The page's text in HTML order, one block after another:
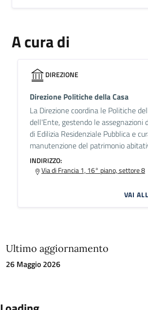
A cura di
DIREZIONE
Direzione Politiche della Casa
La Direzione coordina le Politiche
dell'Ente, gestendo le assegnazioni
di Edilizia Residenziale Pubblica e
manutenzione del patrimonio
INDIRIZZO:
Via di Francia 1, 16° piano, settore 8
VAI
Ultimo aggiornamento
26 Maggio 2026